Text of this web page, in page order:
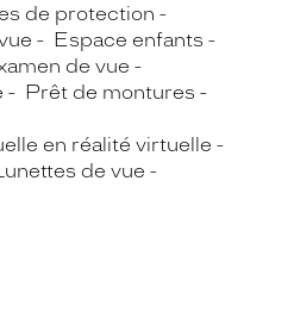
de protection
Espace enfants
de vue
Prêt de montures
en réalité virtuelle
de vue